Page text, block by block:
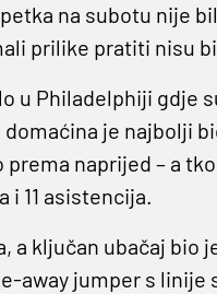
na subotu nije
prilike pratiti nisu
u Philadelphiji gdje
domaćina je najbolji
naprijed – a
i 11 asistencija.
a ključan ubačaj bio
away jumper s